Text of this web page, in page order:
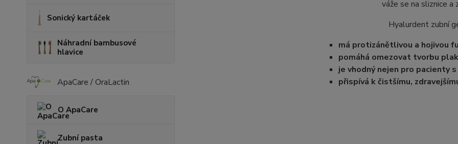
Sonický kartáček
Náhradní bambusové
hlavice
ApaCare / OraLactin
O ApaCare
Zubní pasta
váže se na sliznice a
Hyalurdent zubní
má protizánětlivou a hojivou
pomáhá omezovat tvorbu
je vhodný nejen pro pacienty
přispívá k čistšímu,